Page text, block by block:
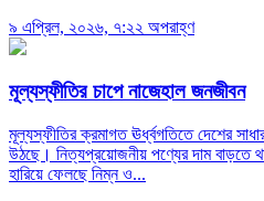
৯ এপ্রিল, ২০২৬, ৭:২২ অপরাহ্ণ
মূল্যস্ফীতির চাপে নাজেহাল জনজীবন
মূল্যস্ফীতির ক্রমাগত ঊর্ধ্বগতিতে দেশের
উঠছে। নিত্যপ্রয়োজনীয় পণ্যের দাম বাড়তে
হারিয়ে ফেলছে নিম্ন ও...